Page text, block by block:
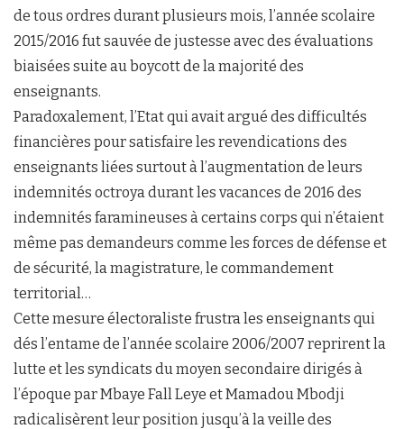
de tous ordres durant plusieurs mois, l’année scolaire
2015/2016 fut sauvée de justesse avec des évaluations
biaisées suite au boycott de la majorité des
enseignants.
Paradoxalement, l’Etat qui avait argué des difficultés
financières pour satisfaire les revendications des
enseignants liées surtout à l’augmentation de leurs
indemnités octroya durant les vacances de 2016 des
indemnités faramineuses à certains corps qui n’étaient
même pas demandeurs comme les forces de défense et
de sécurité, la magistrature, le commandement
territorial…
Cette mesure électoraliste frustra les enseignants qui
dés l’entame de l’année scolaire 2006/2007 reprirent la
lutte et les syndicats du moyen secondaire dirigés à
l’époque par Mbaye Fall Leye et Mamadou Mbodji
radicalisèrent leur position jusqu’à la veille des